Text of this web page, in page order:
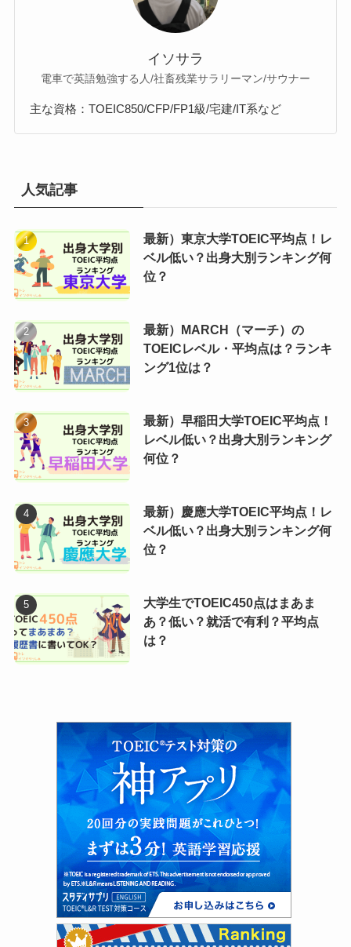
イソサラ
電車で英語勉強する人/社畜残業サラリーマン/サウナー
主な資格：TOEIC850/CFP/FP1級/宅建/IT系など
人気記事
最新）東京大学TOEIC平均点！レ
ベル低い？出身大別ランキング何
位？
最新）MARCH（マーチ）の
TOEICレベル・平均点は？ランキ
ング1位は？
最新）早稲田大学TOEIC平均点！
レベル低い？出身大別ランキング
何位？
最新）慶應大学TOEIC平均点！レ
ベル低い？出身大別ランキング何
位？
大学生でTOEIC450点はまあま
あ？低い？就活で有利？平均点
は？